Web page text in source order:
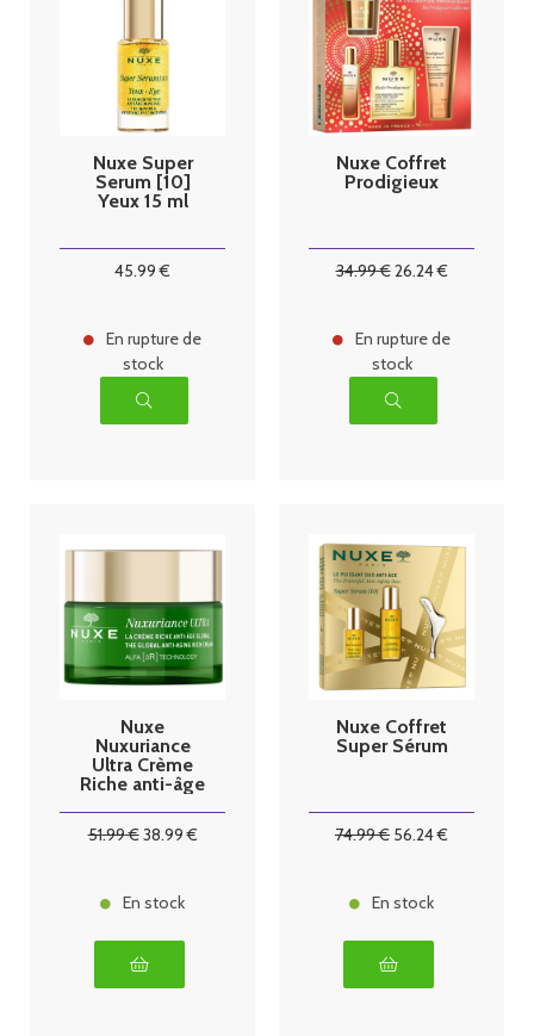
Nuxe Super
Serum [10]
Yeux 15 ml
45.99 €
En rupture de
stock
Nuxe Coffret
Prodigieux
34.99€26.24€
En rupture de
stock
Nuxe
Nuxuriance
Ultra Crème
Riche anti-âge
51.99€38.99€
En stock
Nuxe Coffret
Super Sérum
74.99€ 56.24€
En stock